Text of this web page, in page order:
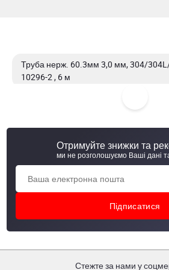
Труба нерж. 60.3мм 3,0 мм, 304/
10296-2 , 6 м
Труба нерж. 42,4 мм 3,0 мм, 304/
EN 10296-2 , 6 м
Труба нерж. 42,4 мм 2,0 мм, 304/
Отримуйте знижки та
ми не розголошуємо Ваші дані
Стежте за нами у